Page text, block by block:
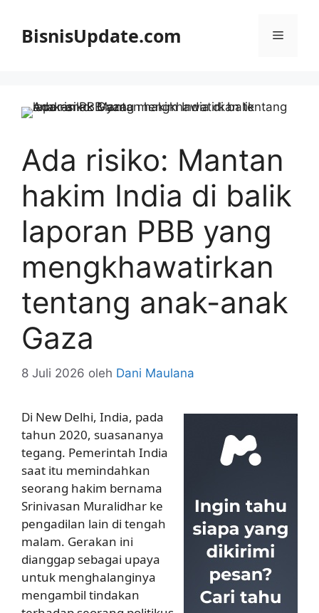
BisnisUpdate.com Menu
Ada risiko: Mantan
hakim India di balik
laporan PBB yang
mengkhawatirkan
tentang anak-anak
Gaza
8 Juli 2026 oleh Dani Maulana
Di New Delhi, India, pada
tahun 2020, suasananya
tegang. Pemerintah India
saat itu memindahkan
seorang hakim bernama
Srinivasan Muralidhar ke
pengadilan lain di tengah
malam. Gerakan ini
dianggap sebagai upaya
untuk menghalanginya
mengambil tindakan